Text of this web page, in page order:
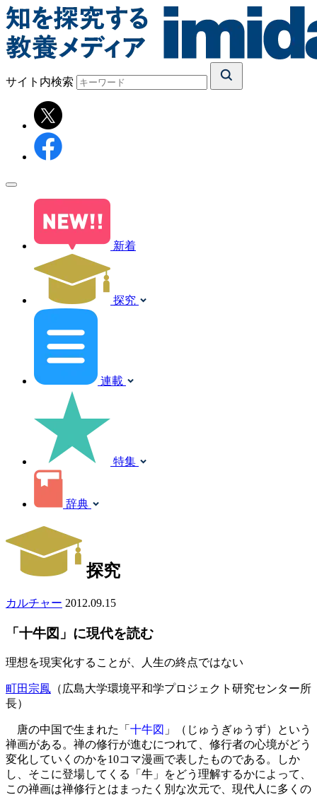
サイト内検索
新着
探究
連載
特集
辞典
探究
カルチャー 2012.09.15
「十牛図」に現代を読む
理想を現実化することが、人生の終点ではない
町田宗鳳 （広島大学環境平和学プロジェクト研究センター所
長）
唐の中国で生まれた「 十牛図 」（じゅうぎゅうず）という
禅画がある。禅の修行が進むにつれて、修行者の心境がどう
変化していくのかを10コマ漫画で表したものである。しか
し、そこに登場してくる「牛」をどう理解するかによって、
この禅画は禅修行とはまったく別な次元で、現代人に多くの